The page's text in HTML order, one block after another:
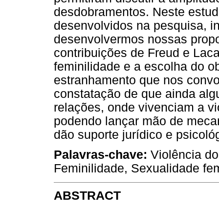
desdobramentos. Neste
desenvolvidos na pesquisa,
desenvolvermos nossas
contribuições de Freud e
feminilidade e a escolha do
estranhamento que nos
constatação de que ainda
relações, onde vivenciam a
podendo lançar mão de
dão suporte jurídico e
Palavras-chave: Violência
Feminilidade, Sexualidade
ABSTRACT